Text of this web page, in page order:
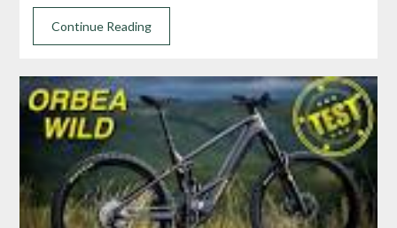
Continue Reading